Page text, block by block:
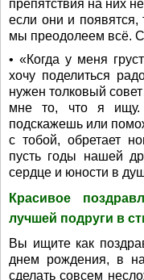
препятствия на них
если они и появятся,
мы преодолеем всё.
• «Когда у меня
хочу поделиться
нужен толковый
мне то, что я ищу.
подскажешь или
с тобой, обретает
пусть годы нашей
сердце и юности в
Красивое
лучшей подруги в
Вы ищите как
днем рождения, в
сделать совсем